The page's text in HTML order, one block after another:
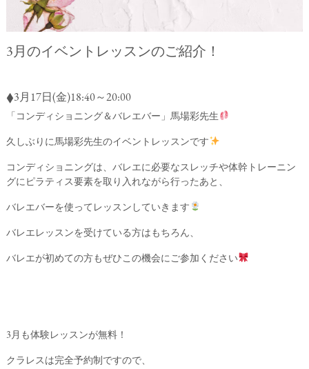
3月のイベントレッスンのご紹介！
◆3月17日(金)18:40～20:00
「コンディショニング＆バレエバー」馬場彩先生
久しぶりに馬場彩先生のイベントレッスンです
コンディショニングは、バレエに必要なスレッチや体幹トレーニン
グにピラティス要素を取り入れながら行ったあと、
バレエバーを使ってレッスンしていきます
バレエレッスンを受けている方はもちろん、
バレエが初めての方もぜひこの機会にご参加ください
3月も体験レッスンが無料！
クラレスは完全予約制ですので、